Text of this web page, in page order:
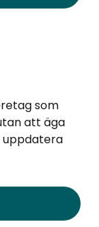
som
att äga
uppdatera